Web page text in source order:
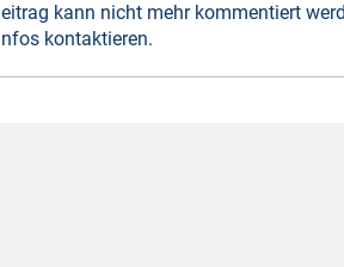
kann nicht mehr kommentiert
kontaktieren.